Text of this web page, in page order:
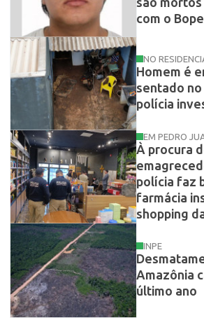
com o Bope
NO
Homem é
sentado
polícia
EM PEDRO
À procura
polícia faz
farmácia
shopping
INPE
Amazônia
último ano